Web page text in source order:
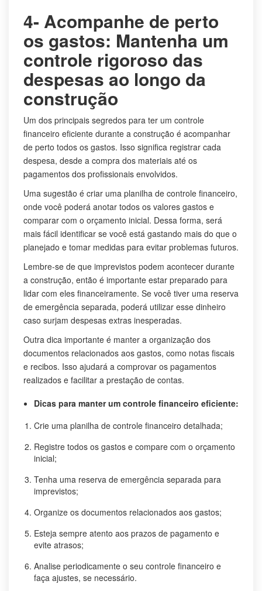
4- Acompanhe de perto
os gastos: Mantenha um
controle rigoroso das
despesas ao longo da
construção
Um dos principais segredos para ter um controle
financeiro eficiente durante a construção é acompanhar
de perto todos os gastos. Isso significa registrar cada
despesa, desde a compra dos materiais até os
pagamentos dos profissionais envolvidos.
Uma sugestão é criar uma planilha de controle financeiro,
onde você poderá anotar todos os valores gastos e
comparar com o orçamento inicial. Dessa forma, será
mais fácil identificar se você está gastando mais do que o
planejado e tomar medidas para evitar problemas futuros.
Lembre-se de que imprevistos podem acontecer durante
a construção, então é importante estar preparado para
lidar com eles financeiramente. Se você tiver uma reserva
de emergência separada, poderá utilizar esse dinheiro
caso surjam despesas extras inesperadas.
Outra dica importante é manter a organização dos
documentos relacionados aos gastos, como notas fiscais
e recibos. Isso ajudará a comprovar os pagamentos
realizados e facilitar a prestação de contas.
Dicas para manter um controle financeiro eficiente:
Crie uma planilha de controle financeiro detalhada;
Registre todos os gastos e compare com o orçamento
inicial;
Tenha uma reserva de emergência separada para
imprevistos;
Organize os documentos relacionados aos gastos;
Esteja sempre atento aos prazos de pagamento e
evite atrasos;
Analise periodicamente o seu controle financeiro e
faça ajustes, se necessário.